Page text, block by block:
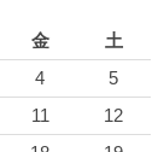
金
土
4
5
11
12